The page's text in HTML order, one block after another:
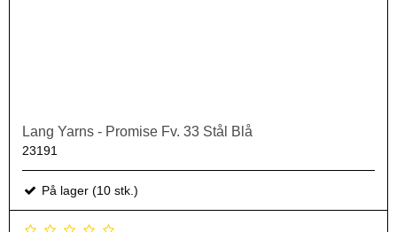
Lang Yarns - Promise Fv. 33 Stål Blå
23191
På lager (10 stk.)